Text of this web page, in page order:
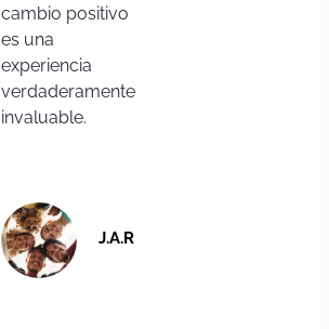
cambio positivo
es una
experiencia
verdaderamente
invaluable.
J.A.R